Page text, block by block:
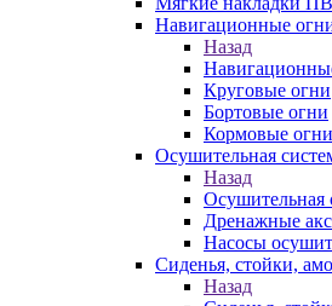
Навигационные
Назад
Круговые огни
Бортовые огни
Кормовые огни
Осушительная
Назад
Осушительная
Дренажные
Насосы
Сиденья, стойки,
Назад